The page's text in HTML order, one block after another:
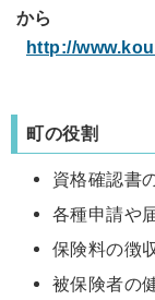
から
http://
町の役割
資格確認書
各種申請や
保険料の徴
被保険者の